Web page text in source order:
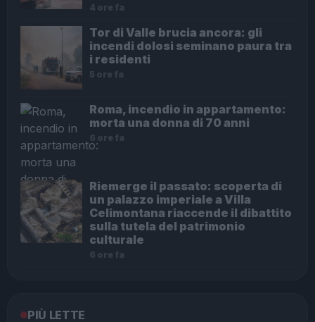
4 ore fa
Tor di Valle brucia ancora: gli
incendi dolosi seminano paura tra
i residenti
5 ore fa
Roma, incendio in appartamento:
morta una donna di 70 anni
6 ore fa
Riemerge il passato: scoperta di
un palazzo imperiale a Villa
Celimontana riaccende il dibattito
sulla tutela del patrimonio
culturale
6 ore fa
PIÙ LETTE